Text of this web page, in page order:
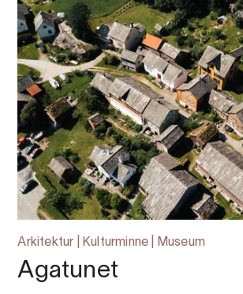
Arkitektur | Kulturminne | Museum
Agatunet